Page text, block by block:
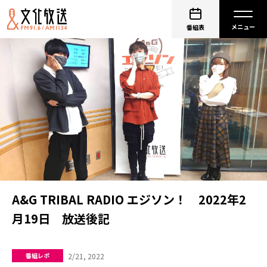
番組表
A&G TRIBAL RADIO エジソン！ 2022年2
月19日 放送後記
番組レポ 2/21, 2022